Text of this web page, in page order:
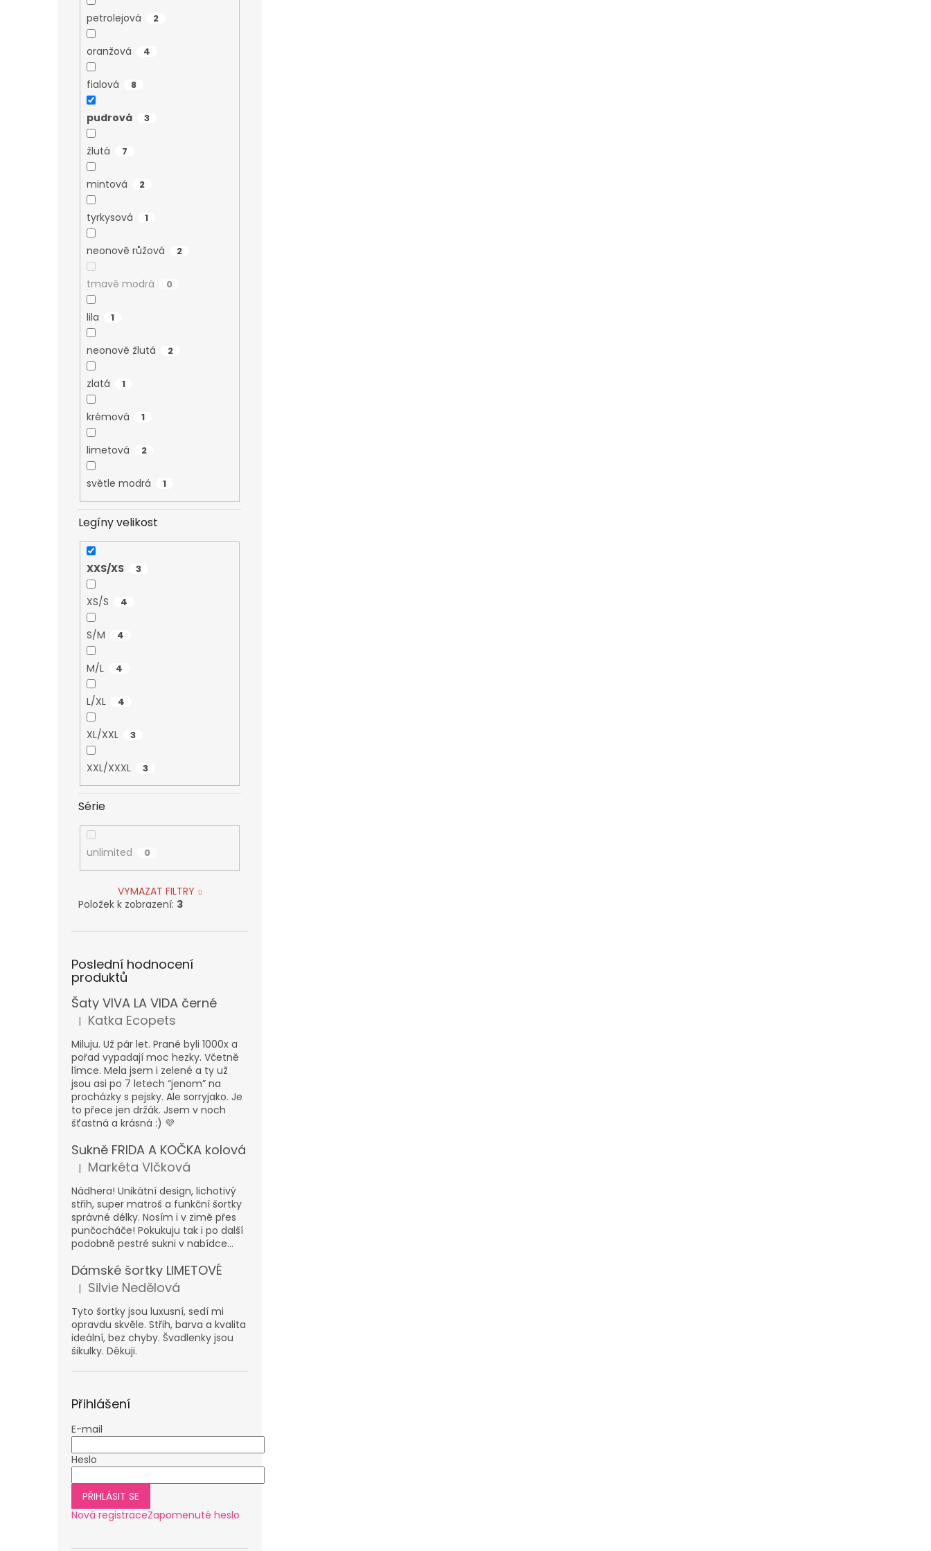
petrolejová 2
oranžová 4
fialová 8
pudrová 3
žlutá 7
mintová 2
tyrkysová 1
neonově růžová 2
tmavě modrá 0
lila 1
neonově žlutá 2
zlatá 1
krémová 1
limetová 2
světle modrá 1
Legíny velikost
XXS/XS 3
XS/S 4
S/M 4
M/L 4
L/XL 4
XL/XXL 3
XXL/XXXL 3
Série
unlimited 0
VYMAZAT FILTRY
Položek k zobrazení: 3
Poslední hodnocení
produktů
Šaty VIVA LA VIDA černé
Hodnocení produktu je 5 z 5 hvězdiček.
| Katka Ecopets
Miluju. Už pár let. Prané byli 1000x a
pořad vypadají moc hezky. Včetně
límce. Mela jsem i zelené a ty už
jsou asi po 7 letech “jenom” na
procházky s pejsky. Ale sorryjako. Je
to přece jen držák. Jsem v noch
šťastná a krásná :) 💜
Sukně FRIDA A KOČKA kolová
Hodnocení produktu je 5 z 5 hvězdiček.
| Markéta Vlčková
Nádhera! Unikátní design, lichotivý
střih, super matroš a funkční šortky
správné délky. Nosím i v zimě přes
punčocháče! Pokukuju tak i po další
podobně pestré sukni v nabídce...
Dámské šortky LIMETOVÉ
Hodnocení produktu je 5 z 5 hvězdiček.
| Silvie Nedělová
Tyto šortky jsou luxusní, sedí mi
opravdu skvěle. Střih, barva a kvalita
ideální, bez chyby. Švadlenky jsou
šikulky. Děkuji.
Přihlášení
E-mail
Heslo
PŘIHLÁSIT SE
Nová registraceZapomenuté heslo